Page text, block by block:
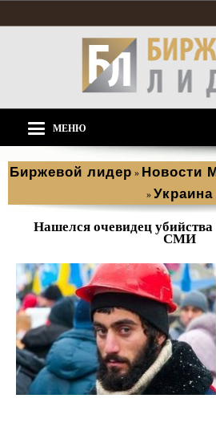
МЕНЮ
Биржевой лидер » Новости
» Украина
Нашелся очевидец
СМИ